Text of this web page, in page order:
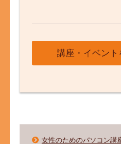
女性のためのパソコン講